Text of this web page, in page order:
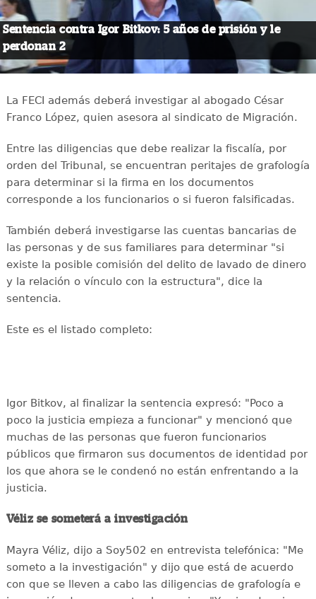
Sentencia contra Igor Bitkov: 5 años de prisión y le
perdonan 2
La FECI además deberá investigar al abogado César
Franco López, quien asesora al sindicato de Migración.
Entre las diligencias que debe realizar la fiscalía, por
orden del Tribunal, se encuentran peritajes de grafología
para determinar si la firma en los documentos
corresponde a los funcionarios o si fueron falsificadas.
También deberá investigarse las cuentas bancarias de
las personas y de sus familiares para determinar "si
existe la posible comisión del delito de lavado de dinero
y la relación o vínculo con la estructura", dice la
sentencia.
Este es el listado completo:
Igor Bitkov, al finalizar la sentencia expresó: "Poco a
poco la justicia empieza a funcionar" y mencionó que
muchas de las personas que fueron funcionarios
públicos que firmaron sus documentos de identidad por
los que ahora se le condenó no están enfrentando a la
justicia.
Véliz se someterá a investigación
Mayra Véliz, dijo a Soy502 en entrevista telefónica: "Me
someto a la investigación" y dijo que está de acuerdo
con que se lleven a cabo las diligencias de grafología e